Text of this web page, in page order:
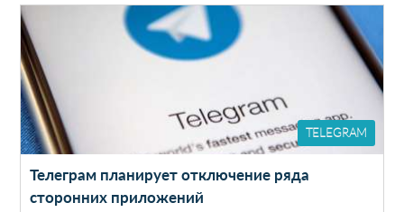
TELEGRAM
Телеграм планирует отключение ряда
сторонних приложений